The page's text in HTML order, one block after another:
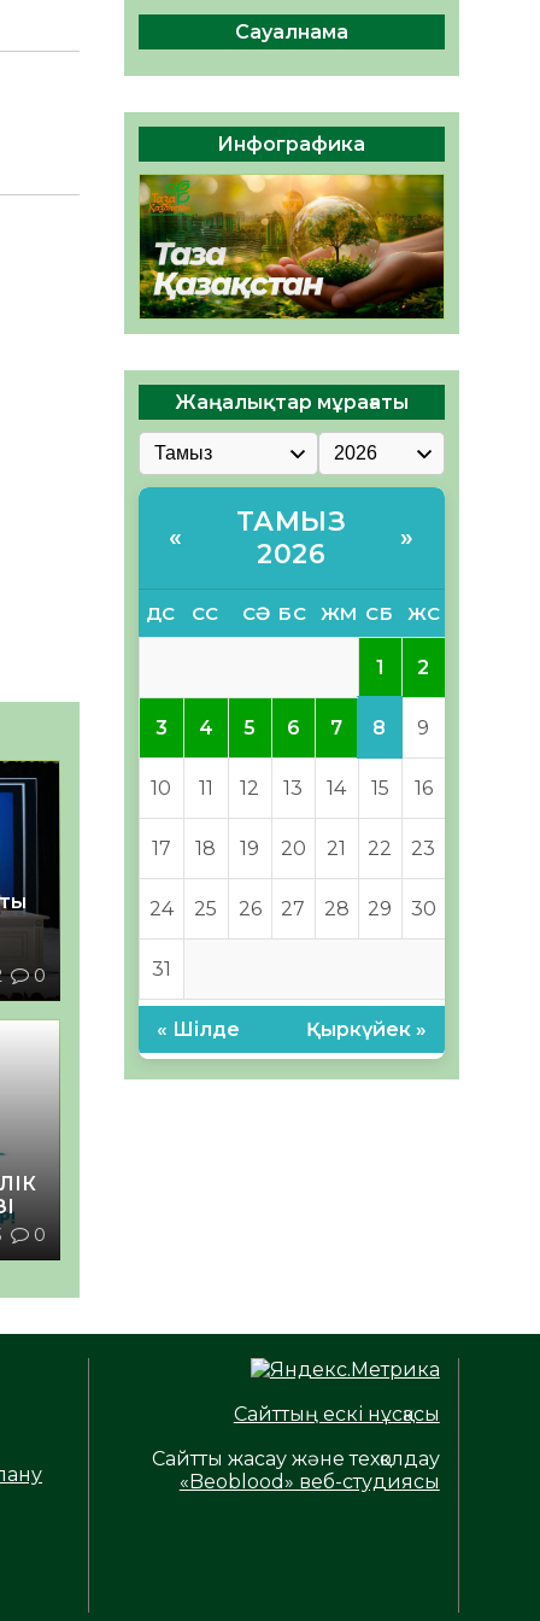
0
0
Руслан Рүстемұлы облыс
әкімінің кеңесшісі болып
тағайындалды
05.08.2026
45 0
Сауалнама
Инфографика
Жаңалықтар мұрағаты
«
ТАМЫЗ
2026
»
ДС СС СӘ БС ЖМ СБ ЖС
1 2
3 4 5 6 7 8 9
10 11 12 13 14 15 16
17 18 19 20 21 22 23
24 25 26 27 28 29 30
31
« Шілде Қыркүйек »
Сайттың ескі нұсқасы
Сайтты жасау және техқолдау
«Beoblood» веб-студиясы